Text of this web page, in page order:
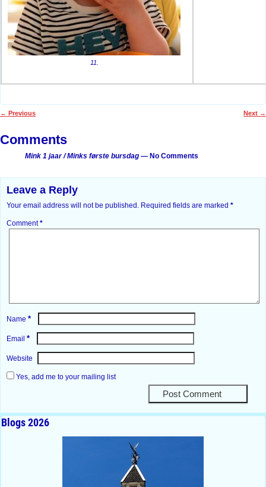
11.
← Previous Next →
Comments
Mink 1 jaar / Minks første bursdag — No Comments
Leave a Reply
Your email address will not be published. Required fields are marked *
Comment*
Name *
Email *
Website
Yes, add me to your mailing list
Blogs 2026